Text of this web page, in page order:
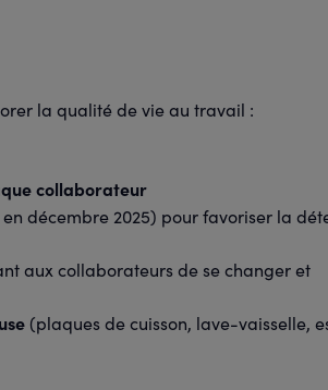
la qualité de vie au travail :
collaborateur
décembre 2025) pour favoriser la
aux collaborateurs de se changer et
(plaques de cuisson, lave-vaisselle,